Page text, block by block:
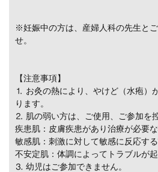
※妊娠中の方は、産婦人科の先生と
せ。
【注意事項】
⒈ お灸の熱により、やけど（水疱）
ります。
⒉ 肌の弱い方は、ご使用、ご参加を
疾患肌：皮膚疾患があり治療が必要
敏感肌：刺激に対して敏感に反応す
不安定肌：体調によってトラブルが
⒊ 幼児はご参加できません。